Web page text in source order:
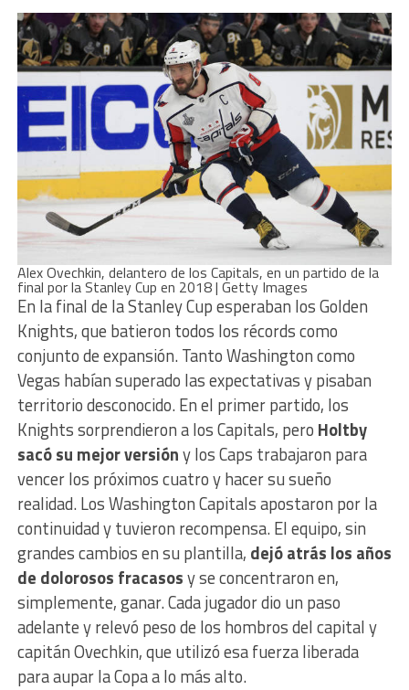
Alex Ovechkin, delantero de los Capitals, en un partido de la
final por la Stanley Cup en 2018 | Getty Images
En la final de la Stanley Cup esperaban los Golden
Knights, que batieron todos los récords como
conjunto de expansión. Tanto Washington como
Vegas habían superado las expectativas y pisaban
territorio desconocido. En el primer partido, los
Knights sorprendieron a los Capitals, pero Holtby
sacó su mejor versióny los Caps trabajaron para
vencer los próximos cuatro y hacer su sueño
realidad. Los Washington Capitals apostaron por la
continuidad y tuvieron recompensa. El equipo, sin
grandes cambios en su plantilla, dejó atrás los años
de dolorosos fracasosy se concentraron en,
simplemente, ganar. Cada jugador dio un paso
adelante y relevó peso de los hombros del capital y
capitán Ovechkin, que utilizó esa fuerza liberada
para aupar la Copa a lo más alto.